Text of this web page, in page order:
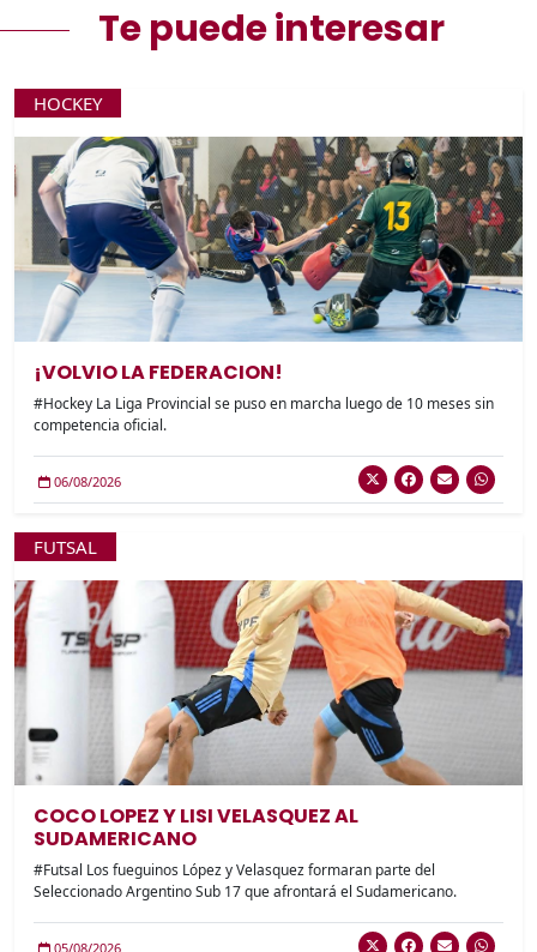
Te puede interesar
HOCKEY
¡VOLVIO LA FEDERACION!
#Hockey La Liga Provincial se puso en marcha luego de 10 meses sin
competencia oficial.
06/08/2026
FUTSAL
COCO LOPEZ Y LISI VELASQUEZ AL
SUDAMERICANO
#Futsal Los fueguinos López y Velasquez formaran parte del
Seleccionado Argentino Sub 17 que afrontará el Sudamericano.
05/08/2026